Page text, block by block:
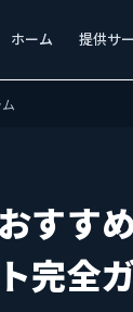
ホーム 提供サ
すす
完全